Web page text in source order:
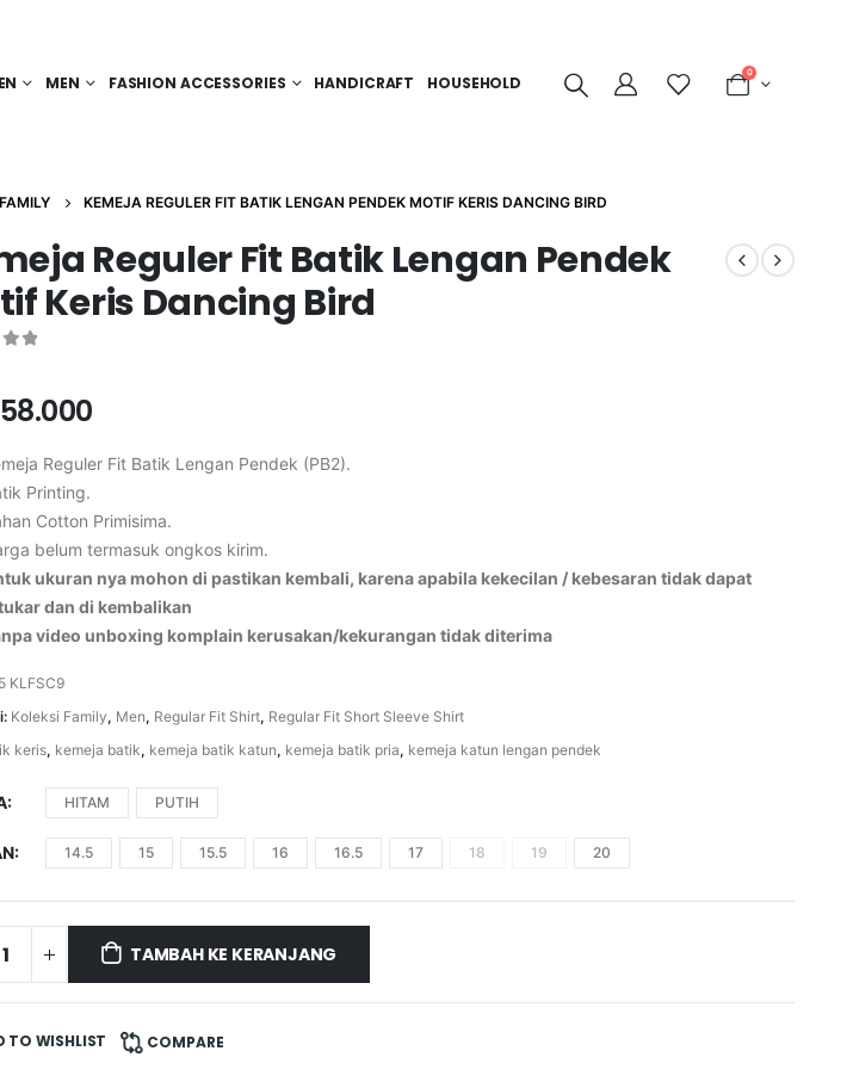
MEN FASHION ACCESSORIES HANDICRAFT HOUSEHOLD
0
KEMEJA REGULER FIT BATIK LENGAN PENDEK MOTIF KERIS DANCING BIRD
Reguler Fit Batik Lengan Pendek
Keris Dancing Bird
Reguler Fit Batik Lengan Pendek (PB2).
Printing.
Cotton Primisima.
belum termasuk ongkos kirim.
ukuran nya mohon di pastikan kembali, karena apabila kekecilan / kebesaran tidak dapat
dan di kembalikan
video unboxing komplain kerusakan/kekurangan tidak diterima
KLFSC9
Koleksi Family, Men, Regular Fit Shirt, Regular Fit Short Sleeve Shirt
keris, kemeja batik, kemeja batik katun, kemeja batik pria, kemeja katun lengan pendek
HITAM PUTIH
14.5 15 15.5 16 16.5 17 18 19 20
TAMBAH KE KERANJANG
TO WISHLIST COMPARE